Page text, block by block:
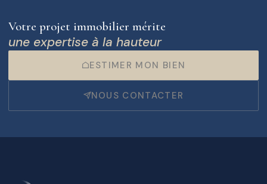
Votre projet immobilier mérite
une expertise à la hauteur
ESTIMER MON BIEN
NOUS CONTACTER